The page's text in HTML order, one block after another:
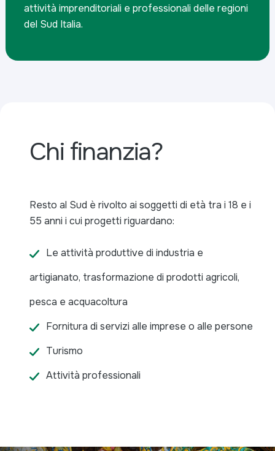
attività imprenditoriali e professionali delle regioni
del Sud Italia.
Chi finanzia?
Resto al Sud è rivolto ai soggetti di età tra i 18 e i
55 anni i cui progetti riguardano:
Le attività produttive di industria e
artigianato, trasformazione di prodotti agricoli,
pesca e acquacoltura
Fornitura di servizi alle imprese o alle persone
Turismo
Attività professionali